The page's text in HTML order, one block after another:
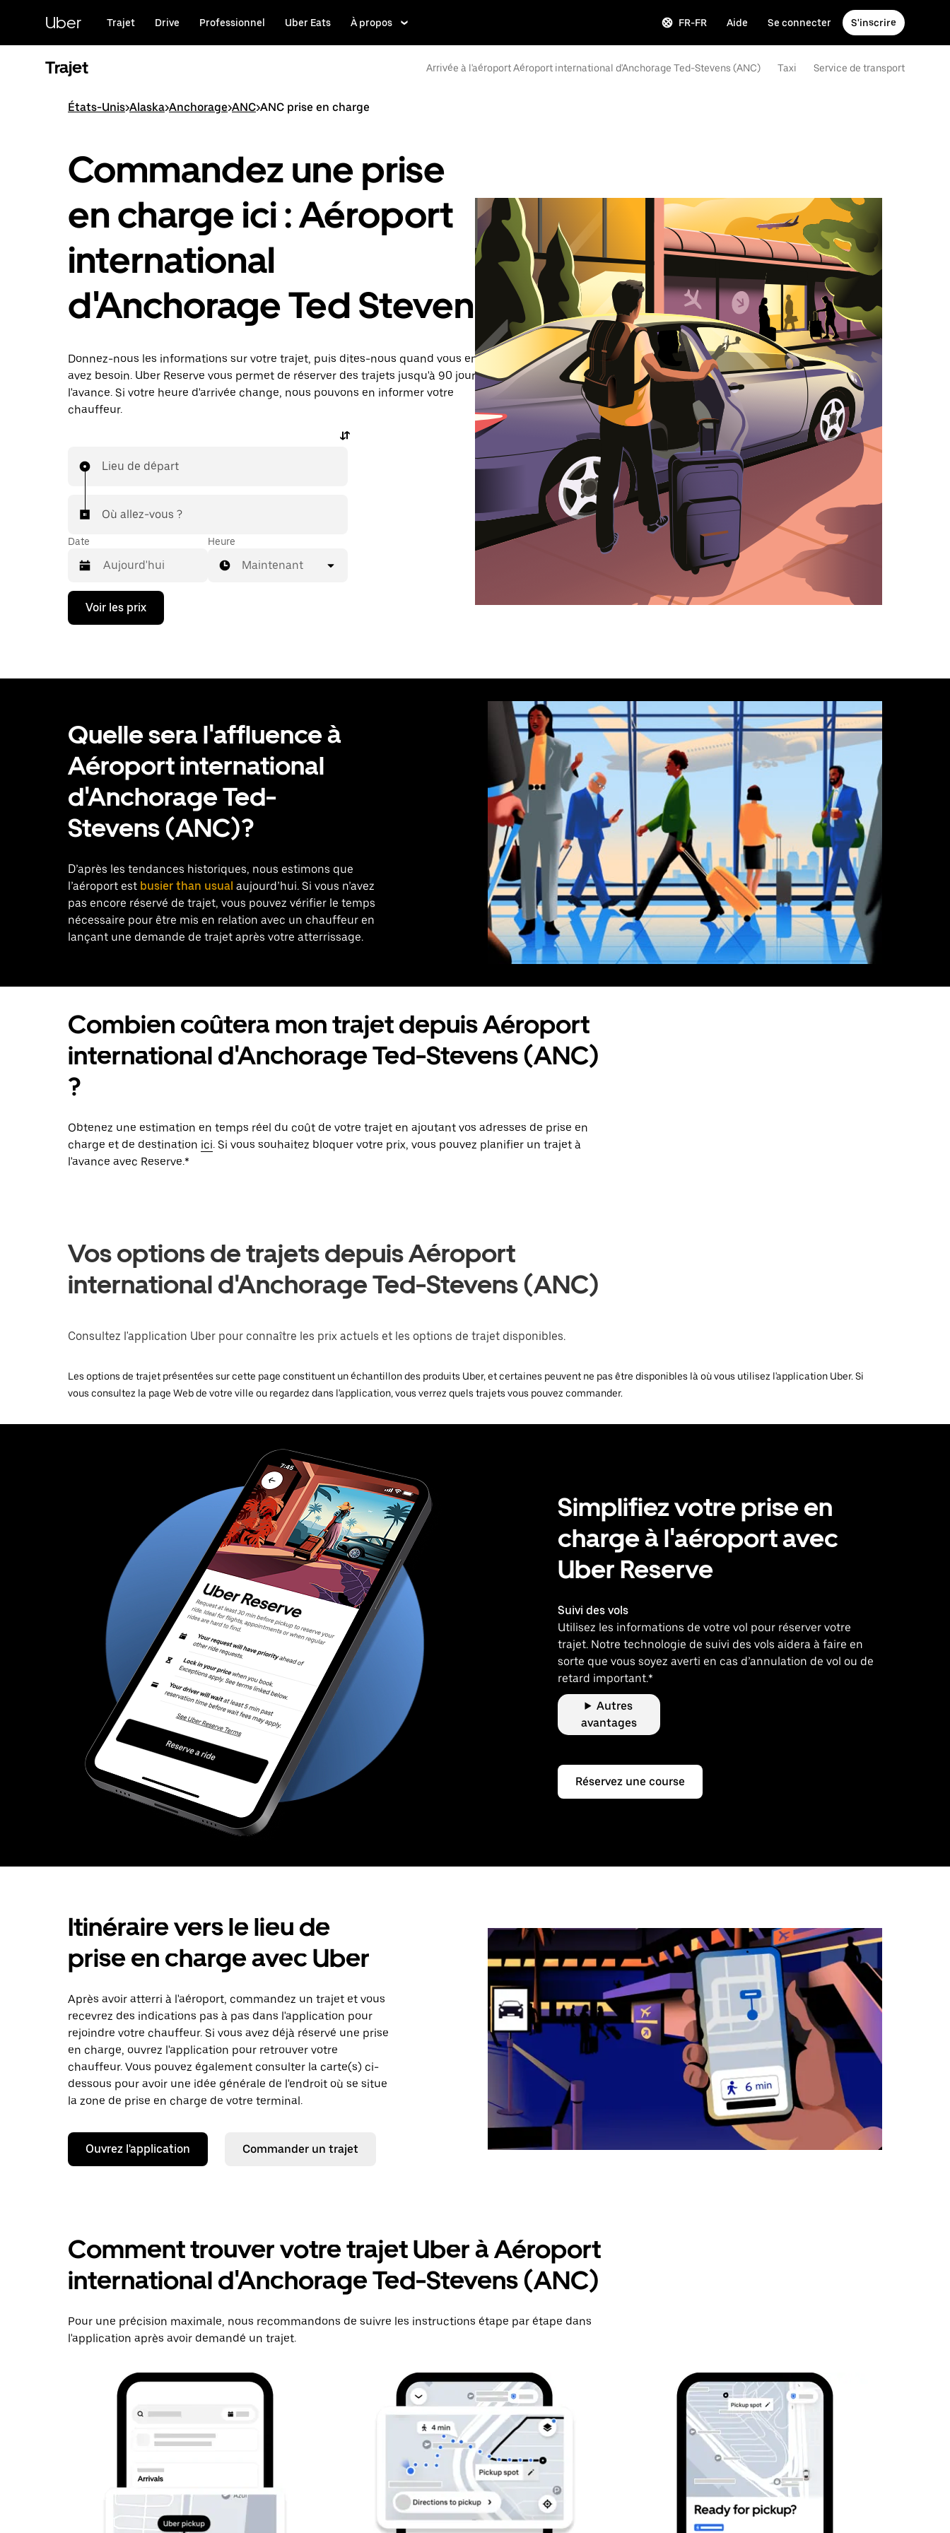
principal
Uber Trajet Drive Professionnel Uber Eats À propos FR-FR Aide Se connecter S'inscrire
Trajet Arrivée à l'aéroport Aéroport international d'Anchorage Ted-Stevens (ANC) Taxi Service de transport
États-Unis>Alaska>Anchorage>ANC>ANC prise en charge
Commandez une prise
en charge ici : Aéroport
international
d'Anchorage Ted Stevens
Donnez-nous les informations sur votre trajet, puis dites-nous quand vous en
avez besoin. Uber Reserve vous permet de réserver des trajets jusqu'à 90 jours à
l'avance. Si votre heure d'arrivée change, nous pouvons en informer votre
chauffeur.
Lieu de départ
Où allez-vous ?
Date
Appuyez
la
bas
calendrier
et
une
date.
Appuyez
sur
la
touche
Échap
fermer
le
calendrier.
Heure
Maintenant
Voir les prix
Quelle sera l'affluence à
Aéroport international
d'Anchorage Ted-
Stevens (ANC)?
D’après les tendances historiques, nous estimons que
l’aéroport est busier than usual aujourd’hui. Si vous n’avez
pas encore réservé de trajet, vous pouvez vérifier le temps
nécessaire pour être mis en relation avec un chauffeur en
lançant une demande de trajet après votre atterrissage.
Combien coûtera mon trajet depuis Aéroport
international d'Anchorage Ted-Stevens (ANC)
?
Obtenez une estimation en temps réel du coût de votre trajet en ajoutant vos adresses de prise en
charge et de destination ici. Si vous souhaitez bloquer votre prix, vous pouvez planifier un trajet à
l'avance avec Reserve.*
Vos options de trajets depuis Aéroport
international d'Anchorage Ted-Stevens (ANC)
Consultez l'application Uber pour connaître les prix actuels et les options de trajet disponibles.
Les options de trajet présentées sur cette page constituent un échantillon des produits Uber, et certaines peuvent ne pas être disponibles là où vous utilisez l'application Uber. Si
vous consultez la page Web de votre ville ou regardez dans l'application, vous verrez quels trajets vous pouvez commander.
Simplifiez votre prise en
charge à l'aéroport avec
Uber Reserve
Suivi des vols
Utilisez les informations de votre vol pour réserver votre
trajet. Notre technologie de suivi des vols aidera à faire en
sorte que vous soyez averti en cas d’annulation de vol ou de
retard important.*
Autres
avantages
Réservez une course
Itinéraire vers le lieu de
prise en charge avec Uber
Après avoir atterri à l'aéroport, commandez un trajet et vous
recevrez des indications pas à pas dans l'application pour
rejoindre votre chauffeur. Si vous avez déjà réservé une prise
en charge, ouvrez l'application pour retrouver votre
chauffeur. Vous pouvez également consulter la carte(s) ci-
dessous pour avoir une idée générale de l'endroit où se situe
la zone de prise en charge de votre terminal.
Ouvrez l'application Commander un trajet
Comment trouver votre trajet Uber à Aéroport
international d'Anchorage Ted-Stevens (ANC)
Pour une précision maximale, nous recommandons de suivre les instructions étape par étape dans
l'application après avoir demandé un trajet.